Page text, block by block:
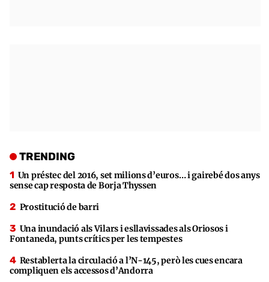
TRENDING
Un préstec del 2016, set milions d’euros… i gairebé dos anys
sense cap resposta de Borja Thyssen
Prostitució de barri
Una inundació als Vilars i esllavissades als Oriosos i
Fontaneda, punts crítics per les tempestes
Restablerta la circulació a l’N-145, però les cues encara
compliquen els accessos d’Andorra